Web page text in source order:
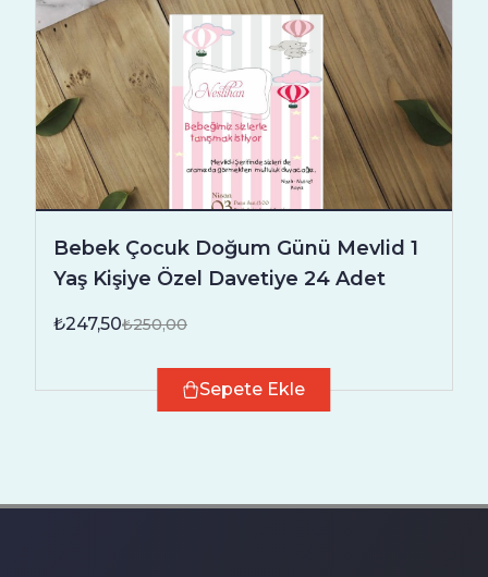
Bebek Çocuk Doğum Günü Mevlid 1
Yaş Kişiye Özel Davetiye 24 Adet
₺247,50₺250,00
Sepete Ekle